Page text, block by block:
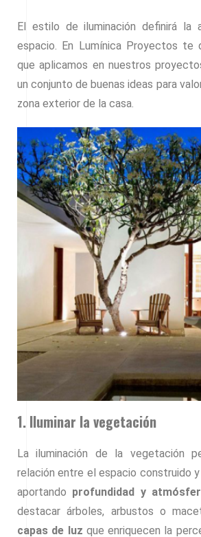
El estilo de iluminación definirá la
espacio. En Lumínica Proyectos te
que aplicamos en nuestros
un conjunto de buenas ideas para
zona exterior de la casa.
1. Iluminar la vegetación
La iluminación de la vegetación
relación entre el espacio construido
aportando profundidad y
destacar árboles, arbustos o
capas de luz que enriquecen la